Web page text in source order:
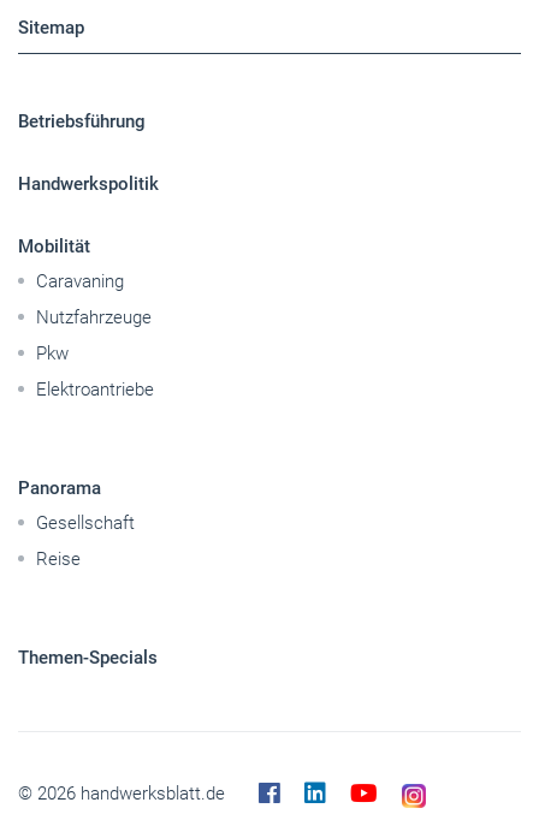
Sitemap
Betriebsführung
Handwerkspolitik
Mobilität
Caravaning
Nutzfahrzeuge
Pkw
Elektroantriebe
Panorama
Gesellschaft
Reise
Themen-Specials
© 2026 handwerksblatt.de